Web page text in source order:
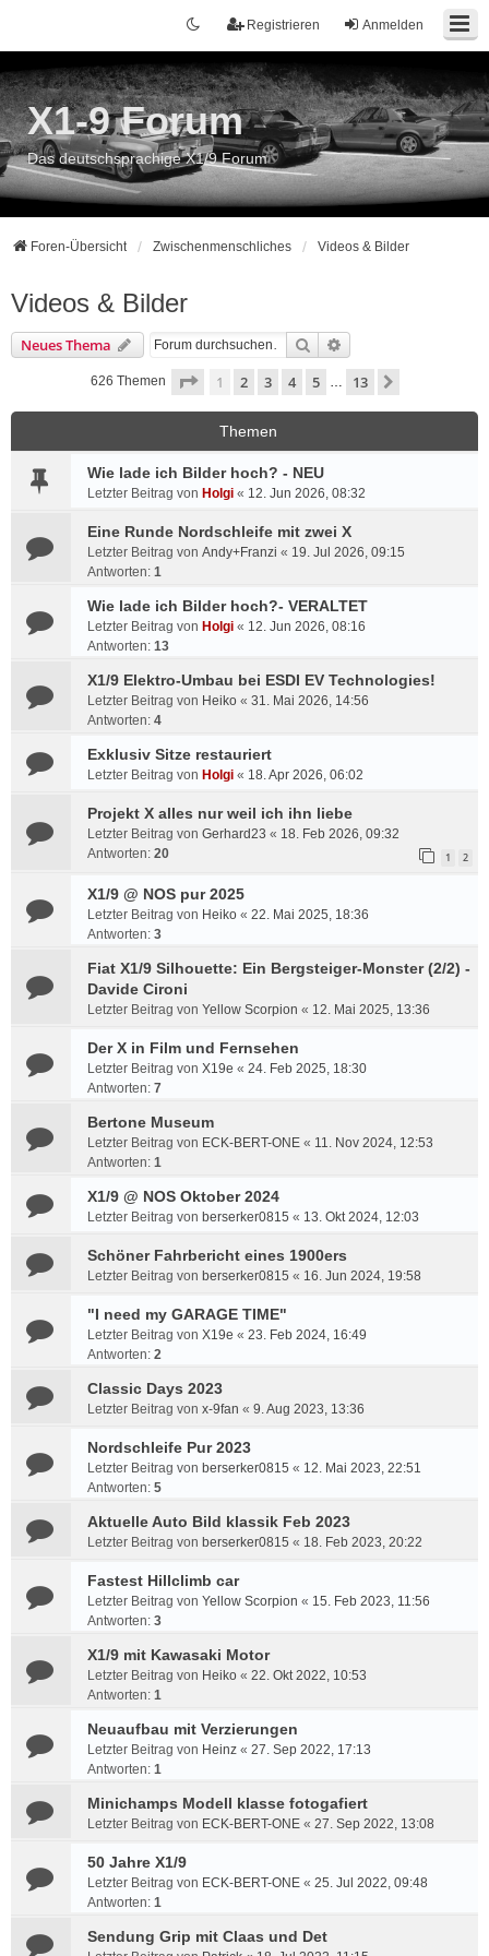
Anmelden
Registrieren
X1-9 Forum
Das deutschsprachige X1/9 Forum
Foren-Übersicht Zwischenmenschliches Videos & Bilder
Videos & Bilder
Neues Thema Suche
626 Themen Seite 1von 13
1 2 3 4 5 … 13
Themen
Wie lade ich Bilder hoch? - NEU
Letzter Beitrag von Holgi « 12. Jun 2026, 08:32
Eine Runde Nordschleife mit zwei X
Letzter Beitrag von Andy+Franzi « 19. Jul 2026, 09:15
Antworten: 1
Wie lade ich Bilder hoch?- VERALTET
Letzter Beitrag von Holgi « 12. Jun 2026, 08:16
Antworten: 13
X1/9 Elektro-Umbau bei ESDI EV Technologies!
Letzter Beitrag von Heiko « 31. Mai 2026, 14:56
Antworten: 4
Exklusiv Sitze restauriert
Letzter Beitrag von Holgi « 18. Apr 2026, 06:02
Projekt X alles nur weil ich ihn liebe
Letzter Beitrag von Gerhard23 « 18. Feb 2026, 09:32
Antworten: 20 1 2
X1/9 @ NOS pur 2025
Letzter Beitrag von Heiko « 22. Mai 2025, 18:36
Antworten: 3
Fiat X1/9 Silhouette: Ein Bergsteiger-Monster (2/2) -
Davide Cironi
Letzter Beitrag von Yellow Scorpion « 12. Mai 2025, 13:36
Der X in Film und Fernsehen
Letzter Beitrag von X19e « 24. Feb 2025, 18:30
Antworten: 7
Bertone Museum
Letzter Beitrag von ECK-BERT-ONE « 11. Nov 2024, 12:53
Antworten: 1
X1/9 @ NOS Oktober 2024
Letzter Beitrag von berserker0815 « 13. Okt 2024, 12:03
Schöner Fahrbericht eines 1900ers
Letzter Beitrag von berserker0815 « 16. Jun 2024, 19:58
"I need my GARAGE TIME"
Letzter Beitrag von X19e « 23. Feb 2024, 16:49
Antworten: 2
Classic Days 2023
Letzter Beitrag von x-9fan « 9. Aug 2023, 13:36
Nordschleife Pur 2023
Letzter Beitrag von berserker0815 « 12. Mai 2023, 22:51
Antworten: 5
Aktuelle Auto Bild klassik Feb 2023
Letzter Beitrag von berserker0815 « 18. Feb 2023, 20:22
Fastest Hillclimb car
Letzter Beitrag von Yellow Scorpion « 15. Feb 2023, 11:56
Antworten: 3
X1/9 mit Kawasaki Motor
Letzter Beitrag von Heiko « 22. Okt 2022, 10:53
Antworten: 1
Neuaufbau mit Verzierungen
Letzter Beitrag von Heinz « 27. Sep 2022, 17:13
Antworten: 1
Minichamps Modell klasse fotogafiert
Letzter Beitrag von ECK-BERT-ONE « 27. Sep 2022, 13:08
50 Jahre X1/9
Letzter Beitrag von ECK-BERT-ONE « 25. Jul 2022, 09:48
Antworten: 1
Sendung Grip mit Claas und Det